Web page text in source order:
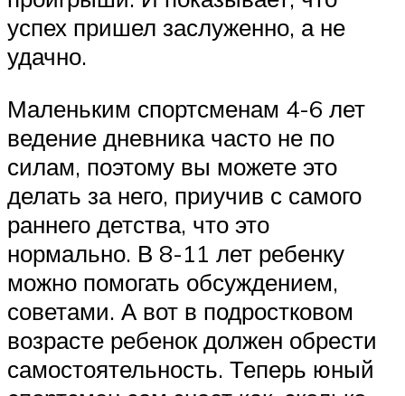
успех пришел заслуженно, а не
удачно.
Маленьким спортсменам 4-6 лет
ведение дневника часто не по
силам, поэтому вы можете это
делать за него, приучив с самого
раннего детства, что это
нормально. В 8-11 лет ребенку
можно помогать обсуждением,
советами. А вот в подростковом
возрасте ребенок должен обрести
самостоятельность. Теперь юный